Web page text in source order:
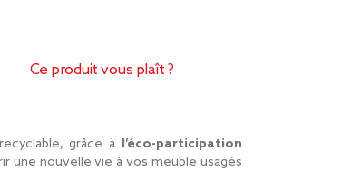
Ce produit vous plaît ?
grâce à l’éco-participation
une nouvelle vie à vos meuble usagés